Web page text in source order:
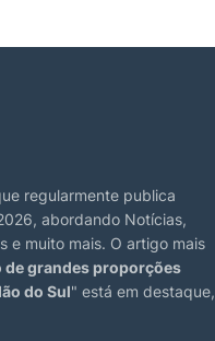
regularmente publica
abordando Notícias,
e muito mais. O artigo mais
de grandes proporções
do Sul" está em destaque,